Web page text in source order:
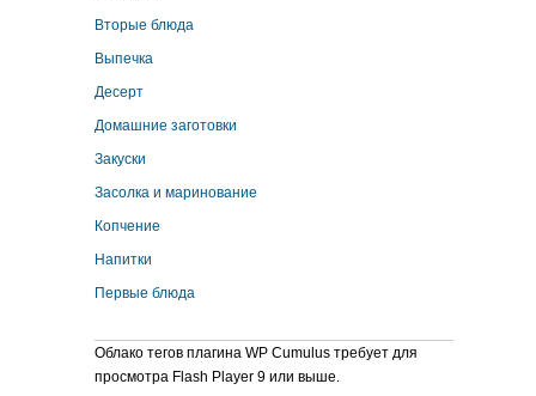
Вторые блюда
Выпечка
Десерт
Домашние заготовки
Закуски
Засолка и маринование
Копчение
Напитки
Первые блюда
Облако тегов плагина WP Cumulus требует для
просмотра Flash Player 9 или выше.